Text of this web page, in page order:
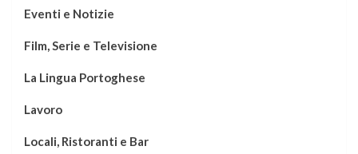
Eventi e Notizie
Film, Serie e Televisione
La Lingua Portoghese
Lavoro
Locali, Ristoranti e Bar